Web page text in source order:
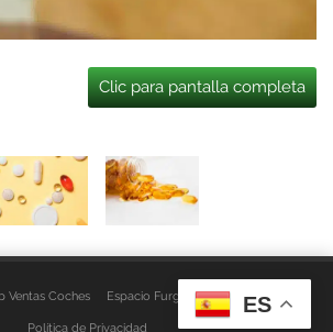
Clic para pantalla completa
Ventas Coches Espacio Furgo Aviso Legal
Política de Privacidad
ES